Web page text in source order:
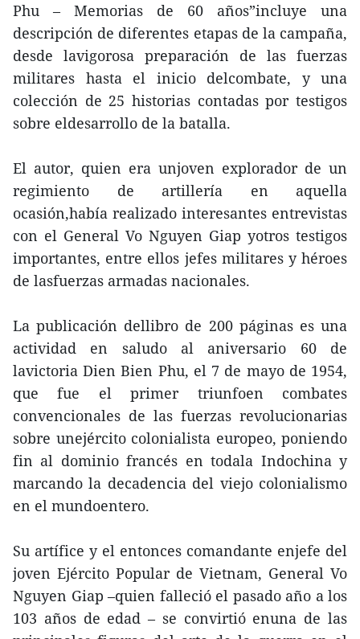
Phu – Memorias de 60 años”incluye una
descripción de diferentes etapas de la campaña,
desde lavigorosa preparación de las fuerzas
militares hasta el inicio delcombate, y una
colección de 25 historias contadas por testigos
sobre eldesarrollo de la batalla.
El autor, quien era unjoven explorador de un
regimiento de artillería en aquella
ocasión,había realizado interesantes entrevistas
con el General Vo Nguyen Giap yotros testigos
importantes, entre ellos jefes militares y héroes
de lasfuerzas armadas nacionales.
La publicación dellibro de 200 páginas es una
actividad en saludo al aniversario 60 de
lavictoria Dien Bien Phu, el 7 de mayo de 1954,
que fue el primer triunfoen combates
convencionales de las fuerzas revolucionarias
sobre unejército colonialista europeo, poniendo
fin al dominio francés en todala Indochina y
marcando la decadencia del viejo colonialismo
en el mundoentero.
Su artífice y el entonces comandante enjefe del
joven Ejército Popular de Vietnam, General Vo
Nguyen Giap –quien falleció el pasado año a los
103 años de edad – se convirtió enuna de las